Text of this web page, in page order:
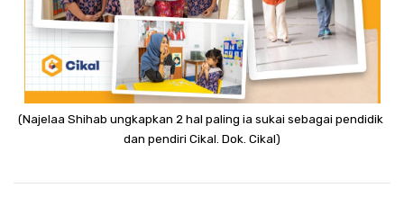
(Najelaa Shihab ungkapkan 2 hal paling ia sukai sebagai pendidik
dan pendiri Cikal. Dok. Cikal)